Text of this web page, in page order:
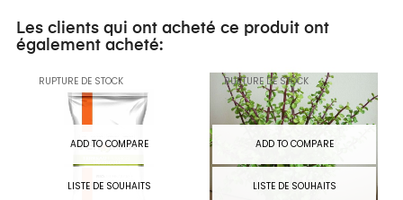
Les clients qui ont acheté ce produit ont
également acheté:
RUPTURE DE STOCK
ADD TO COMPARE
LISTE DE SOUHAITS
RUPTURE DE STOCK
ADD TO COMPARE
LISTE DE SOUHAITS